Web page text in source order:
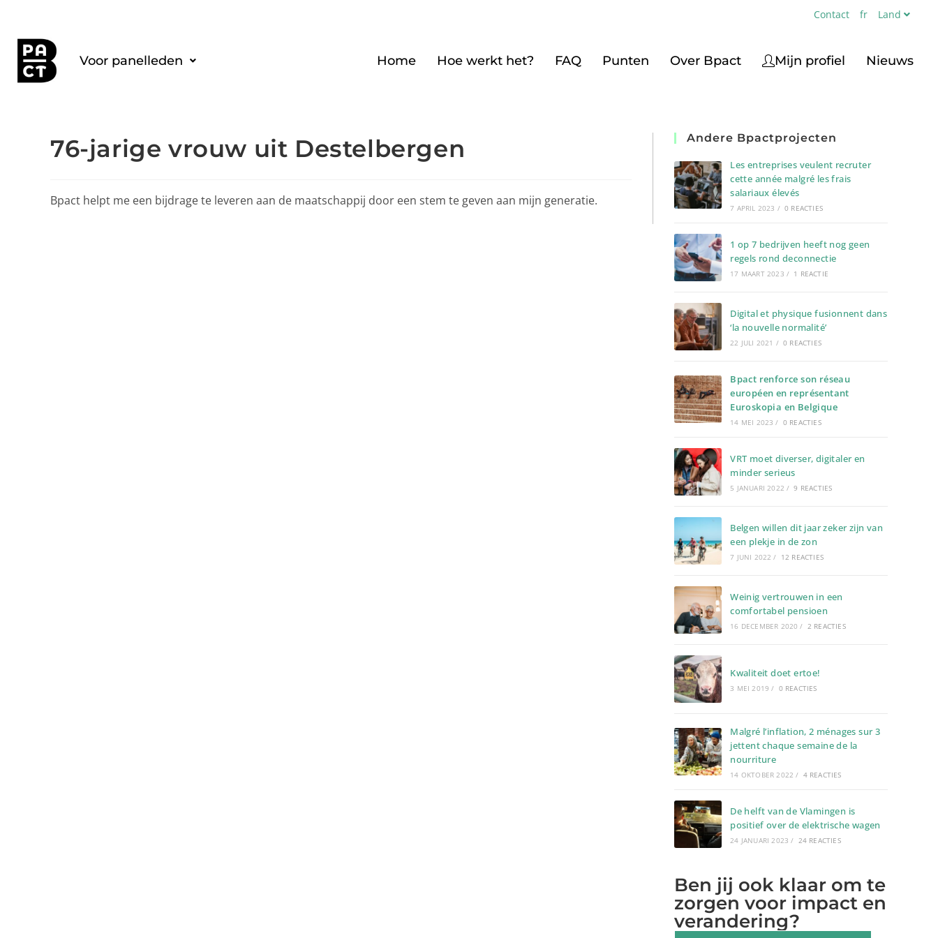
Contact fr Land
Voor panelleden Home Hoe werkt het? FAQ Punten Over Bpact Mijn profiel Nieuws
76-jarige vrouw uit Destelbergen
Bpact helpt me een bijdrage te leveren aan de maatschappij door een stem te geven aan mijn generatie.
Andere Bpactprojecten
Les entreprises veulent recruter
cette année malgré les frais
salariaux élevés
7 APRIL 2023 / 0 REACTIES
1 op 7 bedrijven heeft nog geen
regels rond deconnectie
17 MAART 2023 / 1 REACTIE
Digital et physique fusionnent dans
‘la nouvelle normalité’
22 JULI 2021 / 0 REACTIES
Bpact renforce son réseau
européen en représentant
Euroskopia en Belgique
14 MEI 2023 / 0 REACTIES
VRT moet diverser, digitaler en
minder serieus
5 JANUARI 2022 / 9 REACTIES
Belgen willen dit jaar zeker zijn van
een plekje in de zon
7 JUNI 2022 / 12 REACTIES
Weinig vertrouwen in een
comfortabel pensioen
16 DECEMBER 2020 / 2 REACTIES
Kwaliteit doet ertoe!
3 MEI 2019 / 0 REACTIES
Malgré l’inflation, 2 ménages sur 3
jettent chaque semaine de la
nourriture
14 OKTOBER 2022 / 4 REACTIES
De helft van de Vlamingen is
positief over de elektrische wagen
24 JANUARI 2023 / 24 REACTIES
Ben jij ook klaar om te
zorgen voor impact en
verandering?